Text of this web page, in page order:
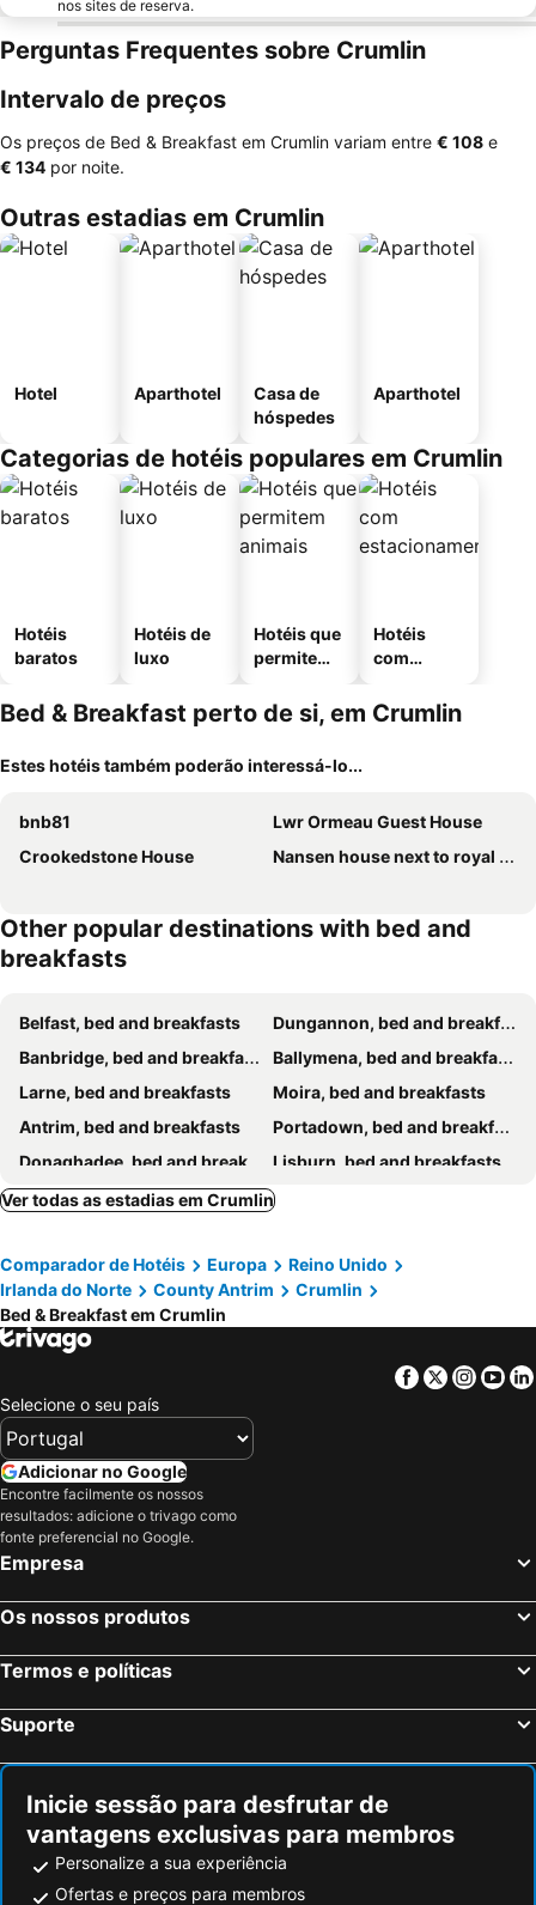
nos sites de reserva.
Perguntas Frequentes sobre Crumlin
Intervalo de preços
Os preços de Bed & Breakfast em Crumlin variam entre ‎€ 108 e
‎€ 134 por noite.
Outras estadias em Crumlin
Hotel Aparthotel
Casa de
hóspedes
Aparthotel
Categorias de hotéis populares em Crumlin
Hotéis
baratos
Hotéis de
luxo
Hotéis que
permitem
Hotéis
com
mento
Bed & Breakfast perto de si, em Crumlin
Estes hotéis também poderão interessá-lo...
bnb81
Lwr Ormeau Guest House
Crookedstone House
Nansen house next to royal hospital
Other popular destinations with bed and
breakfasts
Belfast, bed and breakfasts
Dungannon, bed and breakfasts
Banbridge, bed and breakfasts
Ballymena, bed and breakfasts
Larne, bed and breakfasts
Moira, bed and breakfasts
Antrim, bed and breakfasts
Portadown, bed and breakfasts
Donaghadee, bed and breakfasts
Lisburn, bed and breakfasts
Dundrum, bed and breakfasts Bangor, bed and breakfasts
Newry, bed and breakfasts
Downpatrick, bed and breakfasts
Cloughmills, bed and breakfasts
Dromore, bed and breakfasts
Hillsborough, bed and breakfasts
Lurgan, bed and breakfasts
Randalstown, bed and breakfasts
Ballygally, bed and breakfasts
Killyleagh, bed and breakfasts
Newtownabbey, bed and breakfasts
Ver todas as estadias em Crumlin
Comparador de Hotéis Europa
Reino Unido
Irlanda do Norte
County Antrim
Crumlin
Bed & Breakfast em Crumlin
Facebook
Twitter
Selecione o seu país
Adicionar no Google
Encontre facilmente os nossos
resultados: adicione o trivago como
fonte preferencial no Google.
Empresa
Os nossos produtos
Termos e políticas
Suporte
Inicie sessão para desfrutar de
vantagens exclusivas para membros
Personalize a sua experiência
Ofertas e preços para membros